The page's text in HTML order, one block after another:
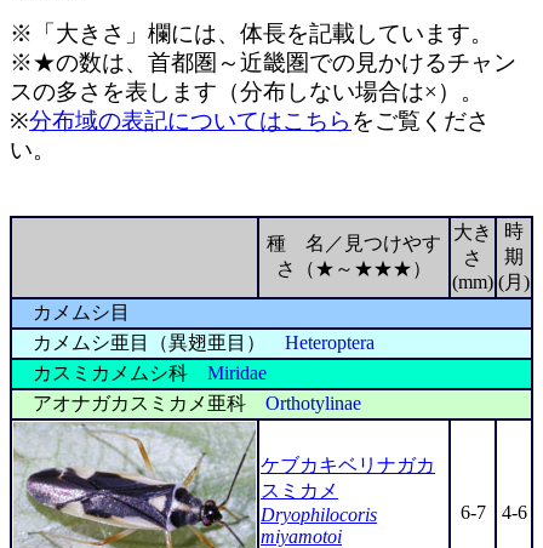
※「大きさ」欄には、体長を記載しています。
※★の数は、首都圏～近畿圏での見かけるチャン
スの多さを表します（分布しない場合は×）。
※分布域の表記についてはこちら をご覧くださ
い。
種 名／見つけやす
さ（★～★★★）
大き
さ
(mm)
時
期
(月)
カメムシ目
カメムシ亜目（異翅亜目） Heteroptera
カスミカメムシ科 Miridae
アオナガカスミカメ亜科 Orthotylinae
ケブカキベリナガカ
スミカメ
Dryophilocoris
miyamotoi
6-7 4-6